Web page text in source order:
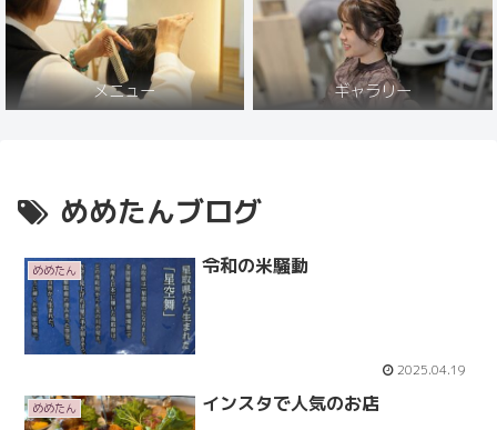
メニュー ギャラリー
めめたんブログ
めめたん 令和の米騒動
2025.04.19
めめたん インスタで人気のお店